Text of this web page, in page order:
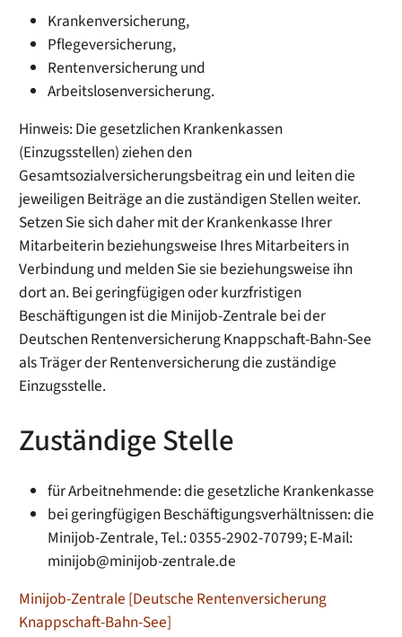
Krankenversicherung,
Pflegeversicherung,
Rentenversicherung und
Arbeitslosenversicherung.
Hinweis: Die gesetzlichen Krankenkassen
(Einzugsstellen) ziehen den
Gesamtsozialversicherungsbeitrag ein und leiten die
jeweiligen Beiträge an die zuständigen Stellen weiter.
Setzen Sie sich daher mit der Krankenkasse Ihrer
Mitarbeiterin beziehungsweise Ihres Mitarbeiters in
Verbindung und melden Sie sie beziehungsweise ihn
dort an. Bei geringfügigen oder kurzfristigen
Beschäftigungen ist die Minijob-Zentrale bei der
Deutschen Rentenversicherung Knappschaft-Bahn-See
als Träger der Rentenversicherung die zuständige
Einzugsstelle.
Zuständige Stelle
für Arbeitnehmende: die gesetzliche Krankenkasse
bei geringfügigen Beschäftigungsverhältnissen: die
Minijob-Zentrale, Tel.: 0355-2902-70799; E-Mail:
minijob@minijob-zentrale.de
Minijob-Zentrale [Deutsche Rentenversicherung
Knappschaft-Bahn-See]